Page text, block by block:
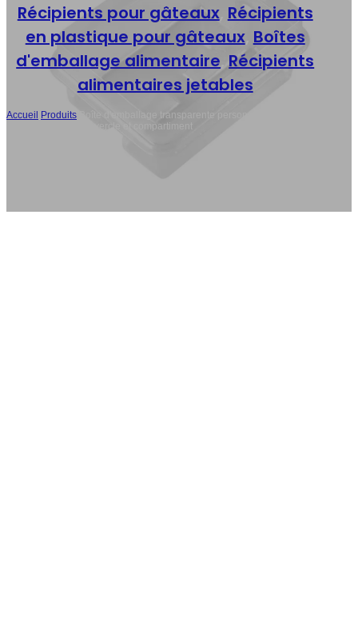
Récipients pour gâteaux, Récipients
en plastique pour gâteaux, Boîtes
d'emballage alimentaire Récipients
alimentaires jetables
Accueil Produits
Boîte d'emballage transparente personnalisée pour
sandwichs avec couvercle et compartiment